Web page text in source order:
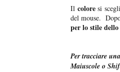
Il coloresi
del mouse.
per lo stile dello
Per tracciare
Maiuscole o